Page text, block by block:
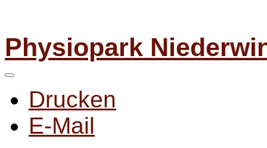
Physiopark
Drucken
E-Mail